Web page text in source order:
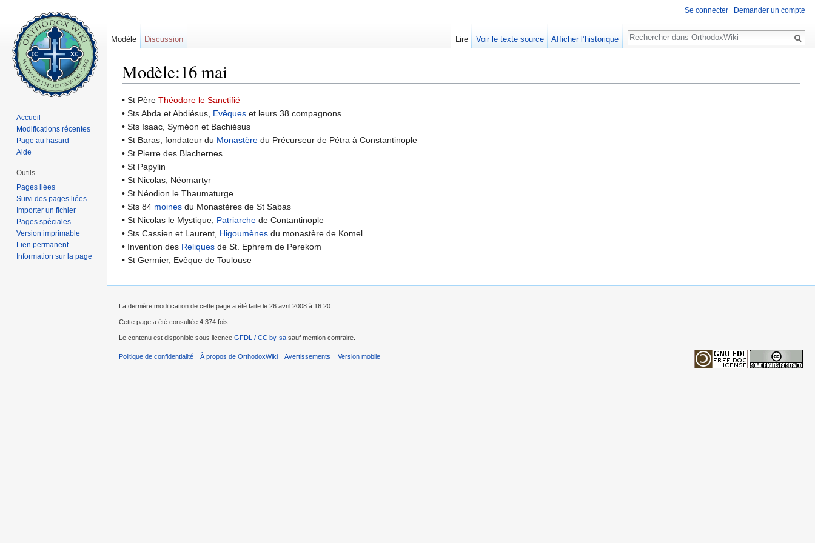
Modèle:16 mai
• St Père Théodore le Sanctifié
• Sts Abda et Abdiésus, Evêques et leurs 38 compagnons
• Sts Isaac, Syméon et Bachiésus
• St Baras, fondateur du Monastère du Précurseur de Pétra à Constantinople
• St Pierre des Blachernes
• St Papylin
• St Nicolas, Néomartyr
• St Néodion le Thaumaturge
• Sts 84 moines du Monastères de St Sabas
• St Nicolas le Mystique, Patriarche de Contantinople
• Sts Cassien et Laurent, Higoumènes du monastère de Komel
• Invention des Reliques de St. Ephrem de Perekom
• St Germier, Evêque de Toulouse
Se connecter Demander un compte
Modèle Discussion Lire Voir le texte source Afficher l’historique
Rechercher
Accueil
Modifications récentes
Page au hasard
Aide
Outils
Pages liées
Suivi des pages liées
Importer un fichier
Pages spéciales
Version imprimable
Lien permanent
Information sur la page
La dernière modification de cette page a été faite le 26 avril 2008 à 16:20.
Cette page a été consultée 4 374 fois.
Le contenu est disponible sous licence GFDL / CC by-sa sauf mention contraire.
Politique de confidentialité À propos de OrthodoxWiki Avertissements Version mobile